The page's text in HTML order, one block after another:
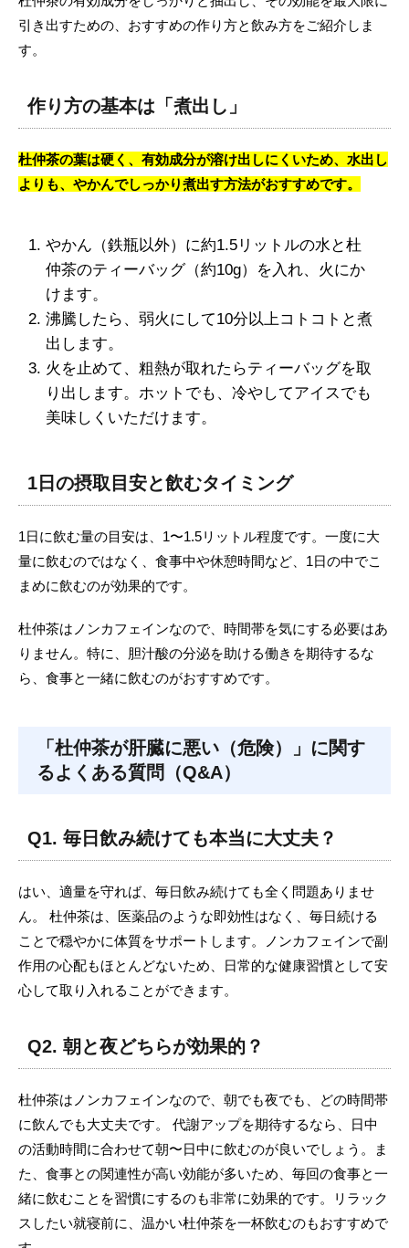
引き出すための、おすすめの作り方と飲み方をご紹介しま
す。
作り方の基本は「煮出し」
杜仲茶の葉は硬く、有効成分が溶け出しにくいため、水出し
よりも、やかんでしっかり煮出す方法がおすすめです。
やかん（鉄瓶以外）に約1.5リットルの水と杜
仲茶のティーバッグ（約10g）を入れ、火にか
けます。
沸騰したら、弱火にして10分以上コトコトと煮
出します。
火を止めて、粗熱が取れたらティーバッグを取
り出します。ホットでも、冷やしてアイスでも
美味しくいただけます。
1日の摂取目安と飲むタイミング
1日に飲む量の目安は、1〜1.5リットル程度です。一度に大
量に飲むのではなく、食事中や休憩時間など、1日の中でこ
まめに飲むのが効果的です。
杜仲茶はノンカフェインなので、時間帯を気にする必要はあ
りません。特に、胆汁酸の分泌を助ける働きを期待するな
ら、食事と一緒に飲むのがおすすめです。
「 杜仲茶が肝臓に悪い（危険）」に関す
るよくある質問（Q&A）
Q1. 毎日飲み続けても本当に大丈夫？
はい、適量を守れば、毎日飲み続けても全く問題ありませ
ん。 杜仲茶は、医薬品のような即効性はなく、毎日続ける
ことで穏やかに体質をサポートします。ノンカフェインで副
作用の心配もほとんどないため、日常的な健康習慣として安
心して取り入れることができます。
Q2. 朝と夜どちらが効果的？
杜仲茶はノンカフェインなので、朝でも夜でも、どの時間帯
に飲んでも大丈夫です。 代謝アップを期待するなら、日中
の活動時間に合わせて朝〜日中に飲むのが良いでしょう。ま
た、食事との関連性が高い効能が多いため、毎回の食事と一
緒に飲むことを習慣にするのも非常に効果的です。リラック
スしたい就寝前に、温かい杜仲茶を一杯飲むのもおすすめで